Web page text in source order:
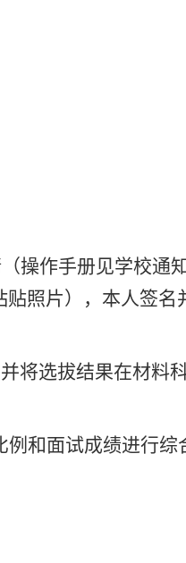
操作手册见学校通
照片），本人签名
将选拔结果在材料
和面试成绩进行综